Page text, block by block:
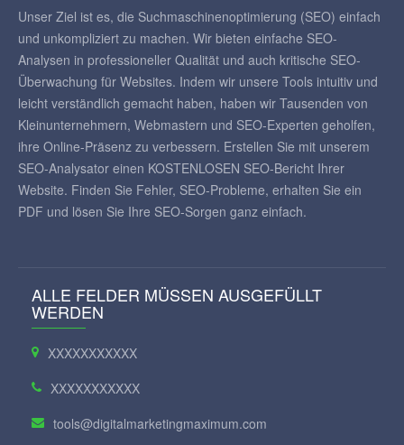
Unser Ziel ist es, die Suchmaschinenoptimierung (SEO) einfach
und unkompliziert zu machen. Wir bieten einfache SEO-
Analysen in professioneller Qualität und auch kritische SEO-
Überwachung für Websites. Indem wir unsere Tools intuitiv und
leicht verständlich gemacht haben, haben wir Tausenden von
Kleinunternehmern, Webmastern und SEO-Experten geholfen,
ihre Online-Präsenz zu verbessern. Erstellen Sie mit unserem
SEO-Analysator einen KOSTENLOSEN SEO-Bericht Ihrer
Website. Finden Sie Fehler, SEO-Probleme, erhalten Sie ein
PDF und lösen Sie Ihre SEO-Sorgen ganz einfach.
ALLE FELDER MÜSSEN AUSGEFÜLLT
WERDEN
XXXXXXXXXXX
XXXXXXXXXXX
tools@digitalmarketingmaximum.com